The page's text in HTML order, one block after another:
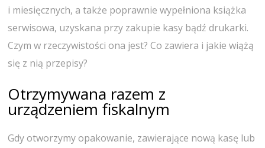
i miesięcznych, a także poprawnie wypełniona książka
serwisowa, uzyskana przy zakupie kasy bądź drukarki.
Czym w rzeczywistości ona jest? Co zawiera i jakie wiążą
się z nią przepisy?
Otrzymywana razem z
urządzeniem fiskalnym
Gdy otworzymy opakowanie, zawierające nową kasę lub